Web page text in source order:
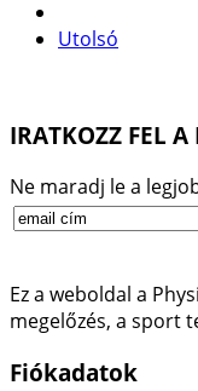
Utolsó
IRATKOZZ FEL
Ne maradj le a
Ez a weboldal a
megelőzés, a sport
Fiókadatok